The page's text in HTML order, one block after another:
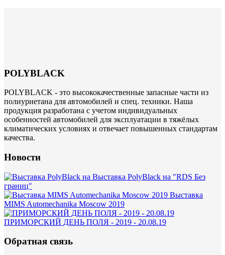
POLYBLACK
POLYBLACK - это высококачественные запасные части из
полиуриетана для автомобилей и спец. техники. Наша
продукция разработана с учетом индивидуальных
особенностей автомобилей для эксплуатации в тяжёлых
климатических условиях и отвечает повышенных стандартам
качества.
Новости
Выставка PolyBlack на "RDS Без
границ"
Выставка
MIMS Automechanika Moscow 2019
ПРИМОРСКИЙ ДЕНЬ ПОЛЯ - 2019 - 20.08.19
Обратная связь